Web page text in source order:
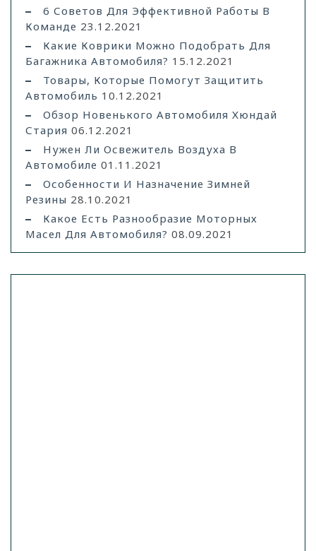
6 Советов Для Эффективной Работы В
Команде 23.12.2021
Какие Коврики Можно Подобрать Для
Багажника Автомобиля? 15.12.2021
Товары, Которые Помогут Защитить
Автомобиль 10.12.2021
Обзор Новенького Автомобиля Хюндай
Стария 06.12.2021
Нужен Ли Освежитель Воздуха В
Автомобиле 01.11.2021
Особенности И Назначение Зимней
Резины 28.10.2021
Какое Есть Разнообразие Моторных
Масел Для Автомобиля? 08.09.2021